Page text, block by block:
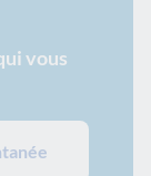
vous